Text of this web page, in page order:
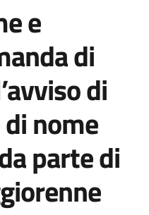
e
di
di
nome
parte di